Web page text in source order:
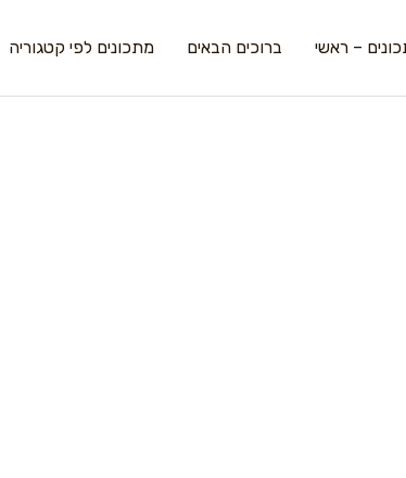
– ראשי ברוכים הבאים מתכונים לפי קטגוריה